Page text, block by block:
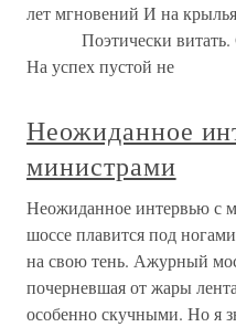
лет мгновений И на
Поэтически витать.
На успех пустой не
Неожиданное
министрами
Неожиданное интервью с
шоссе плавится под
на свою тень. Ажурный
почерневшая от жары
особенно скучными. Но я